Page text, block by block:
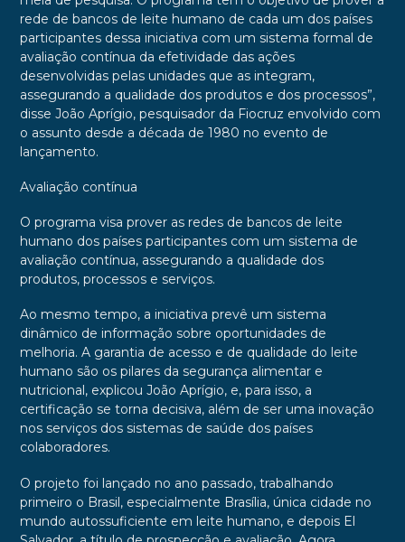
rede de bancos de leite humano de cada um dos países
participantes dessa iniciativa com um sistema formal de
avaliação contínua da efetividade das ações
desenvolvidas pelas unidades que as integram,
assegurando a qualidade dos produtos e dos processos”,
disse João Aprígio, pesquisador da Fiocruz envolvido com
o assunto desde a década de 1980 no evento de
lançamento.
Avaliação contínua
O programa visa prover as redes de bancos de leite
humano dos países participantes com um sistema de
avaliação contínua, assegurando a qualidade dos
produtos, processos e serviços.
Ao mesmo tempo, a iniciativa prevê um sistema
dinâmico de informação sobre oportunidades de
melhoria. A garantia de acesso e de qualidade do leite
humano são os pilares da segurança alimentar e
nutricional, explicou João Aprígio, e, para isso, a
certificação se torna decisiva, além de ser uma inovação
nos serviços dos sistemas de saúde dos países
colaboradores.
O projeto foi lançado no ano passado, trabalhando
primeiro o Brasil, especialmente Brasília, única cidade no
mundo autossuficiente em leite humano, e depois El